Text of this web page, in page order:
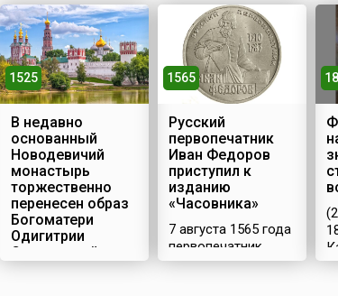
1525
В недавно
основанный
Новодевичий
монастырь
торжественно
перенесен образ
Богоматери
Одигитрии
Смоленской
1565
Русский
первопечатник
Иван Федоров
приступил к
изданию
«Часовника»
7 августа 1565 года
первопечатник
Иван Федоров и